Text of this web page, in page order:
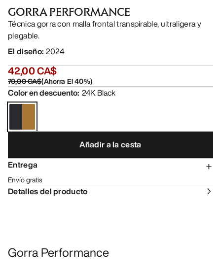
GORRA PERFORMANCE
Técnica gorra con malla frontal transpirable, ultraligera y
plegable.
El diseño: 2024
42,00 CA$
70,00 CA$(Ahorra El40%)
Color en descuento: 24K Black
Añadir a la cesta
Entrega
Envío gratis
Detalles del producto
Gorra Performance